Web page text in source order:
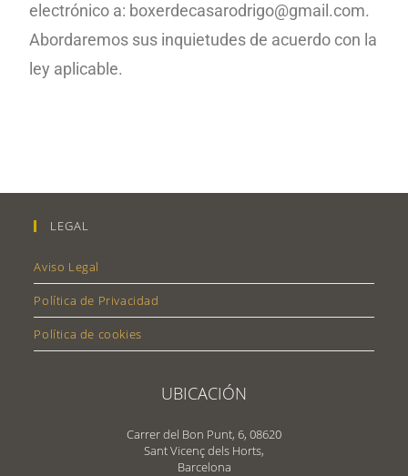
electrónico a: boxerdecasarodrigo@gmail.com.
Abordaremos sus inquietudes de acuerdo con la
ley aplicable.
LEGAL
Aviso Legal
Política de Privacidad
Política de cookies
UBICACIÓN
Carrer del Bon Punt, 6, 08620
Sant Vicenç dels Horts,
Barcelona